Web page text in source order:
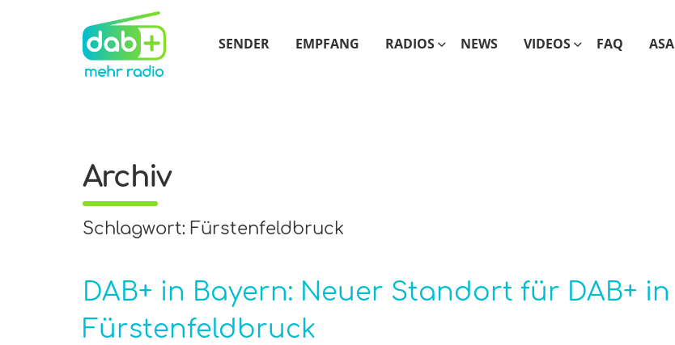
SENDER EMPFANG RADIOS NEWS VIDEOS FAQ ASA
Archiv
Schlagwort: Fürstenfeldbruck
DAB+ in Bayern: Neuer Standort für DAB+ in
Fürstenfeldbruck